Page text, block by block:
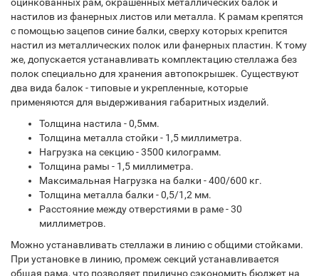
настилов из фанерных листов или металла. К рамам крепятся
с помощью зацепов синие балки, сверху которых крепится
настил из металлических полок или фанерных пластин. К тому
же, допускается устанавливать комплектацию стеллажа без
полок специально для хранения автопокрышек. Существуют
два вида балок - типовые и укрепленные, которые
применяются для выдерживания габаритных изделий.
Толщина настила - 0,5мм.
Толщина металла стойки - 1,5 миллиметра.
Нагрузка на секцию - 3500 килограмм.
Толщина рамы - 1,5 миллиметра.
Максимальная Нагрузка на балки - 400/600 кг.
Толщина металла балки - 0,5/1,2 мм.
Расстояние между отверстиями в раме - 30
миллиметров.
Можно устанавливать стеллажи в линию с общими стойками.
При установке в линию, промеж секций устанавливается
общая рама, что позволяет прилично сэкономить бюджет на